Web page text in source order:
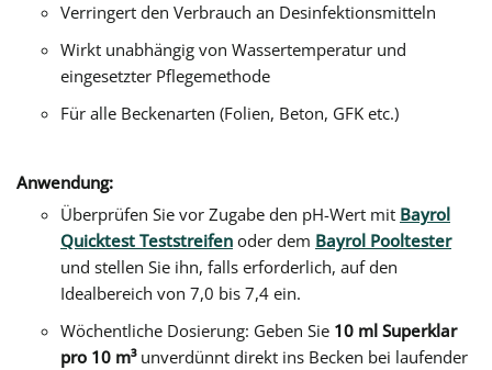
Verringert den Verbrauch an Desinfektionsmitteln
Wirkt unabhängig von Wassertemperatur und
eingesetzter Pflegemethode
Für alle Beckenarten (Folien, Beton, GFK etc.)
Anwendung:
Überprüfen Sie vor Zugabe den pH-Wert mit Bayrol
Quicktest Teststreifen oder dem Bayrol Pooltester
und stellen Sie ihn, falls erforderlich, auf den
Idealbereich von 7,0 bis 7,4 ein.
Wöchentliche Dosierung: Geben Sie 10 ml Superklar
pro 10 m³unverdünnt direkt ins Becken bei laufender